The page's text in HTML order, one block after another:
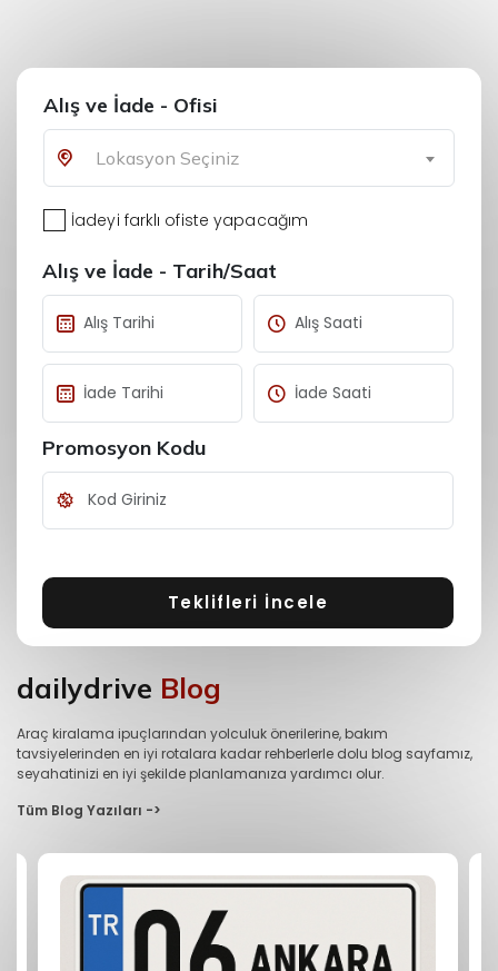
Alış ve İade - Ofisi
Lokasyon Seçiniz
İadeyi farklı ofiste yapacağım
Alış ve İade - Tarih/Saat
Promosyon Kodu
Teklifleri İncele
dailydrive Blog
Araç kiralama ipuçlarından yolculuk önerilerine, bakım
tavsiyelerinden en iyi rotalara kadar rehberlerle dolu blog sayfamız,
seyahatinizi en iyi şekilde planlamanıza yardımcı olur.
Tüm Blog Yazıları ->